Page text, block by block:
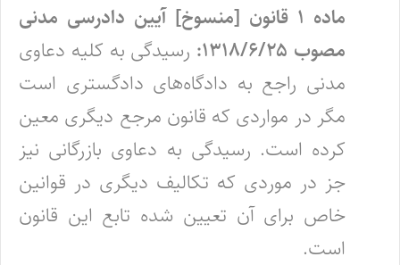
ماده ۱ قانون [منسوخ] آیین دادرسی مدنی
مصوب ۱۳۱۸/۶/۲۵:
رسیدگی به کلیه دعاوی
مدنی راجع به دادگاه‌های دادگستری است
مگر در مواردی که قانون مرجع دیگری معین
کرده است. رسیدگی به دعاوی بازرگانی نیز
جز در موردی که تکالیف دیگری در قوانین
خاص برای آن تعیین شده تابع این قانون
است.